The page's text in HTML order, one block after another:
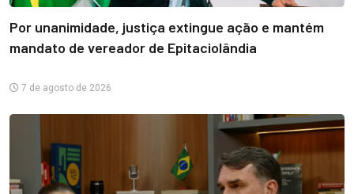
Por unanimidade, justiça extingue ação e mantém
mandato de vereador de Epitaciolândia
7 de agosto de 2026